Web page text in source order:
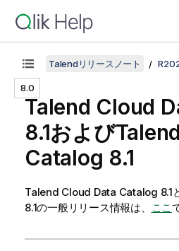
8.0
Talendリリースノート
Talend Cloud
8.1および
Catalog 8.1
Talend Cloud Data Catalog 8.1
8.1の一般リリース情報は、
ここ